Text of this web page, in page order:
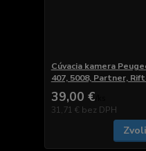
Cúvacia kamera
407, 5008, Partner,
39,00 €
31,71 € bez DPH